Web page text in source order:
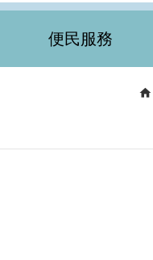
便民服務